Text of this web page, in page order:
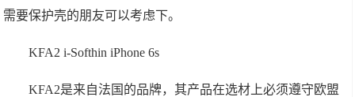
需要保护壳的朋友可以考虑下。
KFA2 i-Softhin iPhone 6s
KFA2是来自法国的品牌，其产品在选材上必须遵守欧盟